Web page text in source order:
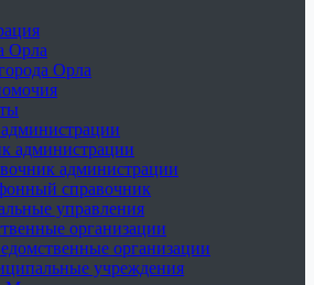
Орла
Орла
администрации
администрации
справочник
управления
организации
организации
учреждения